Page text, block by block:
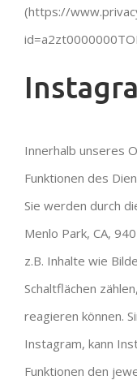
(https://
Innerhalb unseres
Funktionen des
Sie werden durch
Menlo Park, CA,
z.B. Inhalte wie
Schaltflächen
reagieren können.
Instagram, kann
Funktionen den